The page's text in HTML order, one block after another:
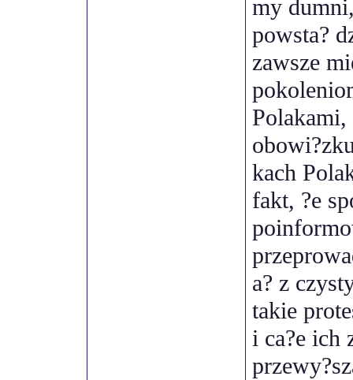
my
powsta?
zawsze
Polakami,
kach
fakt, ?e
a? z
takie
i ca?e ich